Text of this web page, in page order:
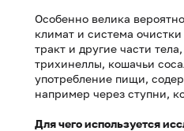
Особенно велика
климат и система
тракт и другие части
трихинеллы, кошачьи
употребление пищи,
например через ступни,
Для чего используется